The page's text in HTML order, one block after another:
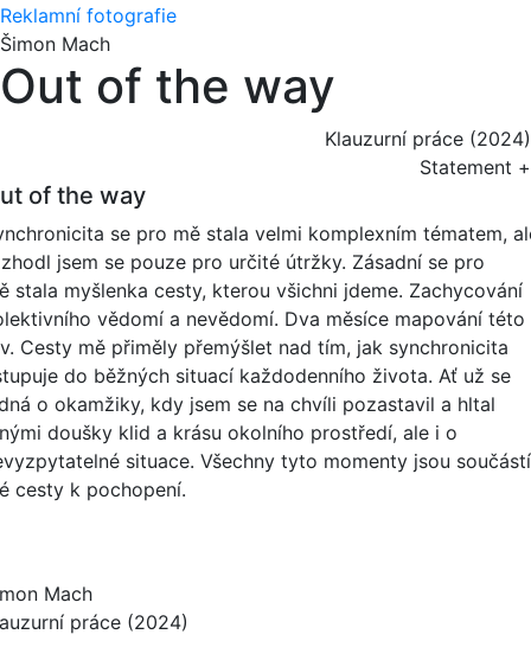
Reklamní fotografie
Šimon Mach
Out of the way
Klauzurní práce (2024)
Statement +
of the way
se pro mě stala velmi komplexním tématem,
jsem se pouze pro určité útržky. Zásadní se pro
stala myšlenka cesty, kterou všichni jdeme. Zachycování
vědomí a nevědomí. Dva měsíce mapování této
Cesty mě přiměly přemýšlet nad tím, jak synchronicita
do běžných situací každodenního života. Ať už se
o okamžiky, kdy jsem se na chvíli pozastavil a hltal
doušky klid a krásu okolního prostředí, ale i o
situace. Všechny tyto momenty jsou součástí
cesty k pochopení.
Mach
práce (2024)